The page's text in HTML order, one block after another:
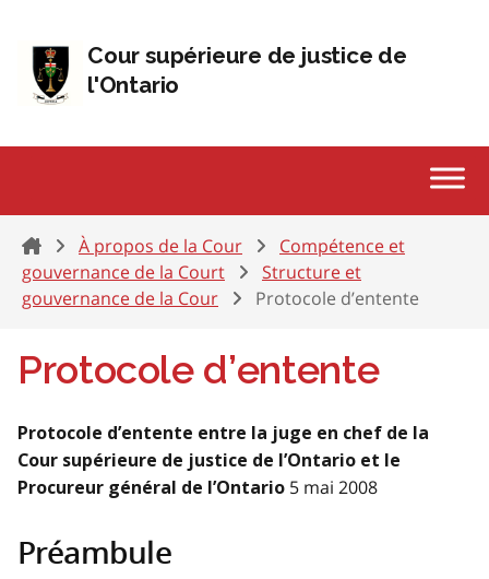
Cour supérieure de justice de
l'Ontario
HomeÀ propos de la Cour
Compétence et
gouvernance de la Court
Structure et
gouvernance de la Cour
Protocole d’entente
Protocole d’entente
Protocole d’entente entre la juge en chef de la
Cour supérieure de justice de l’Ontario et le
Procureur général de l’Ontario 5 mai 2008
Préambule